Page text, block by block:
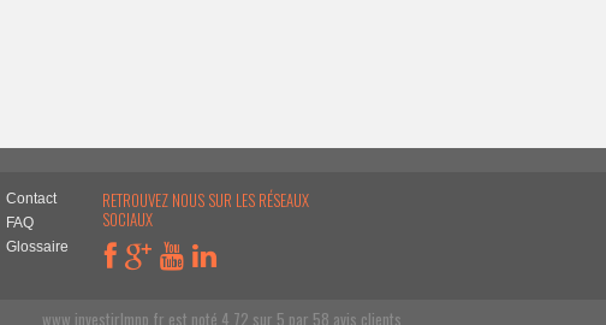
Contact
FAQ
Glossaire
RETROUVEZ NOUS SUR LES RÉSEAUX
SOCIAUX
www.investirlmnp.fr est noté 4.72 sur 5 par 58 avis clients